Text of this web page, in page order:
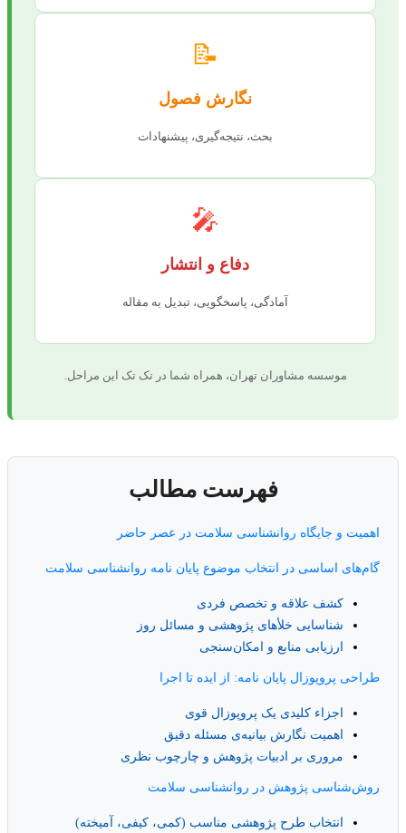
📝
نگارش فصول
بحث، نتیجه‌گیری، پیشنهادات
🎤
دفاع و انتشار
آمادگی، پاسخگویی، تبدیل به مقاله
موسسه مشاوران تهران، همراه شما در تک تک این مراحل.
فهرست مطالب
اهمیت و جایگاه روانشناسی سلامت در عصر حاضر
گام‌های اساسی در انتخاب موضوع پایان نامه روانشناسی سلامت
کشف علاقه و تخصص فردی
شناسایی خلأهای پژوهشی و مسائل روز
ارزیابی منابع و امکان‌سنجی
طراحی پروپوزال پایان نامه: از ایده تا اجرا
اجزاء کلیدی یک پروپوزال قوی
اهمیت نگارش بیانیه‌ی مسئله دقیق
مروری بر ادبیات پژوهش و چارچوب نظری
روش‌شناسی پژوهش در روانشناسی سلامت
انتخاب طرح پژوهشی مناسب (کمی، کیفی، آمیخته)